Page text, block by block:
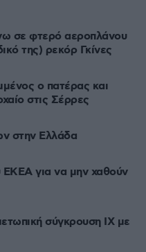
σε φτερό αεροπλάνου
της) ρεκόρ Γκίνες
ο πατέρας και
στις Σέρρες
στην Ελλάδα
ΕΚΕΑ για να μην χαθούν
σύγκρουση ΙΧ με